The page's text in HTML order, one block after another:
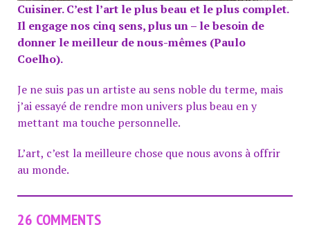
Cuisiner. C’est l’art le plus beau et le plus complet.
Il engage nos cinq sens, plus un – le besoin de
donner le meilleur de nous-mêmes (Paulo
Coelho).
Je ne suis pas un artiste au sens noble du terme, mais
j’ai essayé de rendre mon univers plus beau en y
mettant ma touche personnelle.
L’art, c’est la meilleure chose que nous avons à offrir
au monde.
26 COMMENTS